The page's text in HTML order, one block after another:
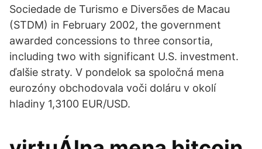
Sociedade de Turismo e Diversões de Macau
(STDM) in February 2002, the government
awarded concessions to three consortia,
including two with significant U.S. investment.
ďalšie straty. V pondelok sa spoločná mena
eurozóny obchodovala voči doláru v okolí
hladiny 1,3100 EUR/USD.